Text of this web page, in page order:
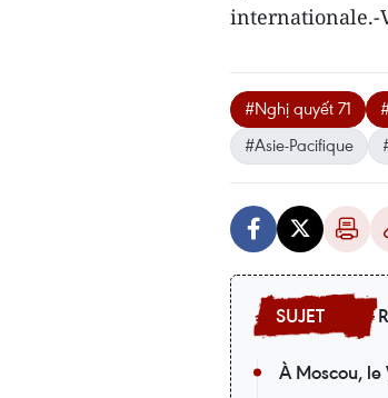
internationale.-
#Nghị quyết 71
#Asie-Pacifique
À Moscou,